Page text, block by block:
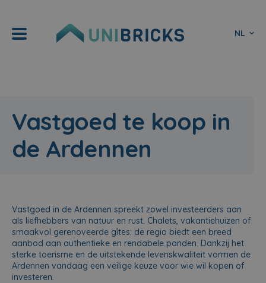
NL
Vastgoed te koop in
de Ardennen
Vastgoed in de Ardennen spreekt zowel investeerders aan
als liefhebbers van natuur en rust. Chalets, vakantiehuizen of
smaakvol gerenoveerde gîtes: de regio biedt een breed
aanbod aan authentieke en rendabele panden. Dankzij het
sterke toerisme en de uitstekende levenskwaliteit vormen de
Ardennen vandaag een veilige keuze voor wie wil kopen of
investeren.